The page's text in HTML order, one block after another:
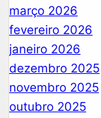
março 2026
fevereiro 2026
janeiro 2026
dezembro 2025
novembro 2025
outubro 2025